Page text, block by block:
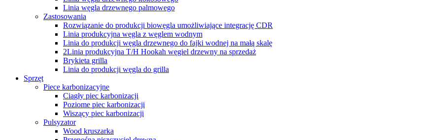
Linia węgla drzewnego palmowego
Zastosowania
Rozwiązanie do produkcji biowęgla umożliwiające integrację CDR
Linia produkcyjna węgla z węglem wodnym
Linia do produkcji węgla drzewnego do fajki wodnej na małą skalę
2Linia produkcyjna T/H Hookah węgiel drzewny na sprzedaż
Brykieta grilla
Linia do produkcji węgla do grilla
Sprzęt
Piece karbonizacyjne
Ciągły piec karbonizacji
Poziome piec karbonizacji
Wiszący piec karbonizacji
Pulsyzator
Wood kruszarka